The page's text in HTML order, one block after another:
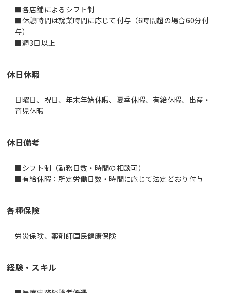
■各店舗によるシフト制
■休憩時間は就業時間に応じて付与（6時間超の場合60分付
与）
休日休暇
日曜日、祝日、年末年始休暇、夏季休暇、有給休暇、出産・
育児休暇
休日備考
■シフト制（勤務日数・時間の相談可）
■有給休暇：所定労働日数・時間に応じて法定どおり付与
各種保険
労災保険、薬剤師国民健康保険
経験・スキル